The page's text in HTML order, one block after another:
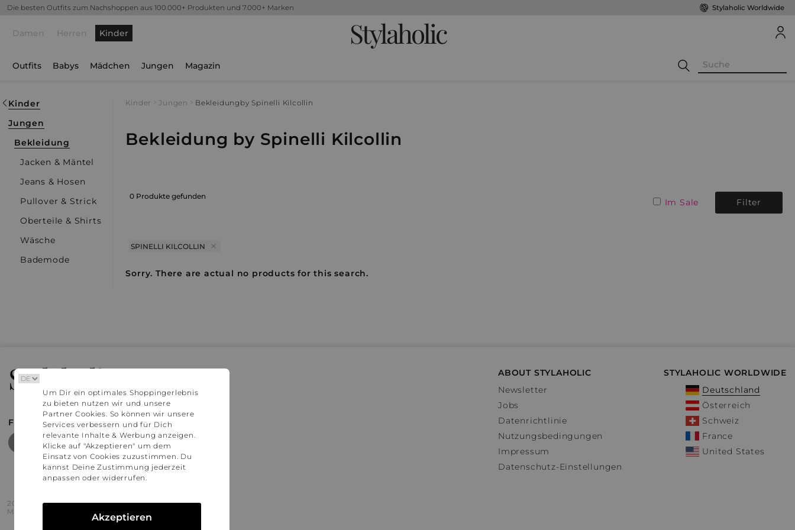
Die besten Outfits zum Nachshoppen aus 100.000+ Produkten und 7.000+ Marken Stylaholic Worldwide
Damen Herren Kinder Stylaholic
Outfits Babys Mädchen Jungen Magazin
Kinder
Jungen
Bekleidung
Jacken & Mäntel
Jeans & Hosen
Pullover & Strick
Oberteile & Shirts
Wäsche
Bademode
Kinder Jungen Bekleidung by Spinelli Kilcollin
Bekleidung by Spinelli Kilcollin
0 Produkte gefunden
Im Sale Filter
SPINELLI KILCOLLIN
Sorry. There are actual no products for this search.
Stylaholic
FIND MORE INSPIRATION
ABOUT STYLAHOLIC
Newsletter
Jobs
Datenrichtlinie
Nutzungsbedingungen
Impressum
Datenschutz-Einstellungen
STYLAHOLIC WORLDWIDE
Deutschland
Österreich
Schweiz
France
United States
2016 - 2026 © Stylaholic.
Made for you with love in munich.
Um Dir ein optimales Shoppingerlebnis
zu bieten nutzen wir und unsere
Partner Cookies. So können wir unsere
Services verbessern und für Dich
relevante Inhalte & Werbung anzeigen.
Klicke auf "Akzeptieren" um dem
Einsatz von Cookies zuzustimmen. Du
kannst Deine Zustimmung jederzeit
anpassen oder widerrufen.
Akzeptieren